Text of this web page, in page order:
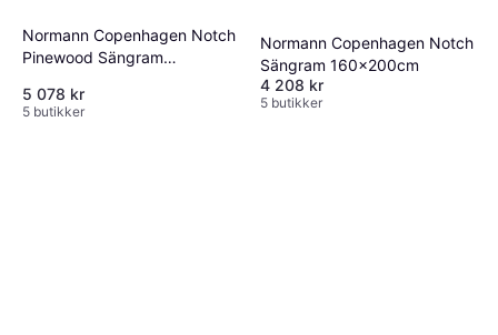
Normann Copenhagen Notch
Pinewood Sängram
5 078 kr
5 butikker
Normann Copenhagen Notch
Sängram 160x200cm
4 208 kr
5 butikker